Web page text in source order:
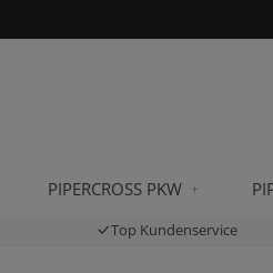
PIPERCROSS PKW
Top Kundenservice